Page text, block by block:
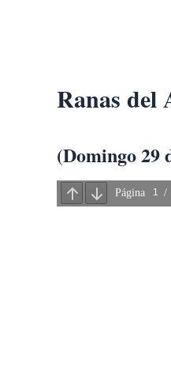
Ranas del
(Domingo 29